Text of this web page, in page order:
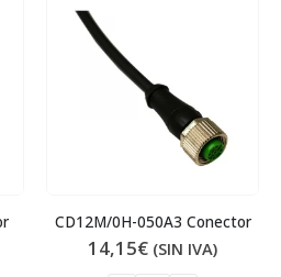
CD12M/0H-050A3 Conector
14,15€ (SIN IVA)